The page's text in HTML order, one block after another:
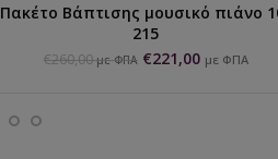
ΕΠΙΛΟΓΉ...
Πακέτο Βάπτισης μουσικό πιάνο
215
€260,00 με ΦΠΑ €221,00 με ΦΠΑ